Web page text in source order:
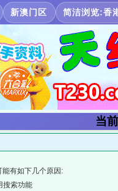
新澳门区 简洁浏览:香
当
有如下几个原因:
搜索功能